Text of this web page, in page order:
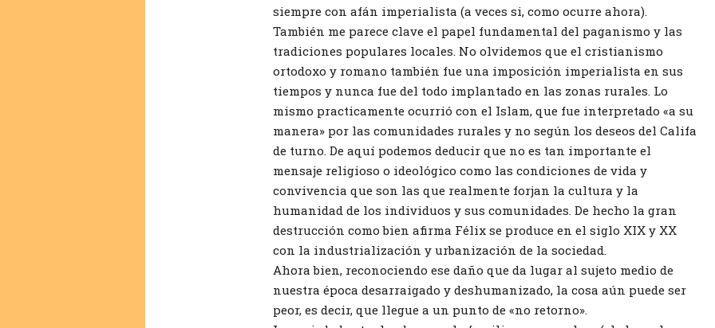
siempre con afán imperialista (a veces si, como ocurre ahora).
También me parece clave el papel fundamental del paganismo y las
tradiciones populares locales. No olvidemos que el cristianismo
ortodoxo y romano también fue una imposición imperialista en sus
tiempos y nunca fue del todo implantado en las zonas rurales. Lo
mismo practicamente ocurrió con el Islam, que fue interpretado «a su
manera» por las comunidades rurales y no según los deseos del Califa
de turno. De aquí podemos deducir que no es tan importante el
mensaje religioso o ideológico como las condiciones de vida y
convivencia que son las que realmente forjan la cultura y la
humanidad de los individuos y sus comunidades. De hecho la gran
destrucción como bien afirma Félix se produce en el siglo XIX y XX
con la industrialización y urbanización de la sociedad.
Ahora bien, reconociendo ese daño que da lugar al sujeto medio de
nuestra época desarraigado y deshumanizado, la cosa aún puede ser
peor, es decir, que llegue a un punto de «no retorno».